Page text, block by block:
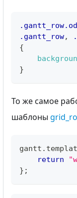
.gantt_row
.gantt_row,
{
}
То же самое
шаблоны
gantt .
return
} ;